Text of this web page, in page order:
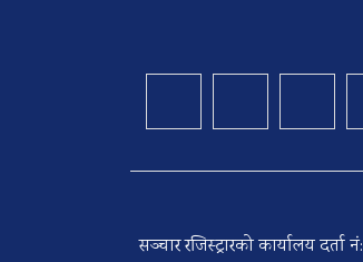
सञ्चार रजिस्ट्रारको कार्यालय दर्ता नं: